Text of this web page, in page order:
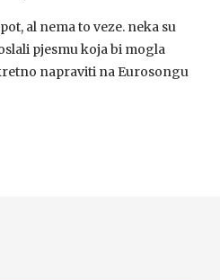
al nema to veze. neka su
pjesmu koja bi mogla
napraviti na Eurosongu